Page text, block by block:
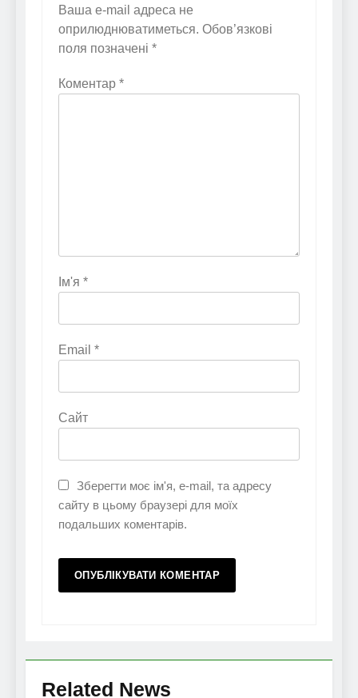
Ваша e-mail адреса не
оприлюднюватиметься. Обов’язкові
поля позначені *
Коментар *
Ім'я *
Email *
Сайт
Зберегти моє ім'я, e-mail, та адресу
сайту в цьому браузері для моїх
подальших коментарів.
Related News